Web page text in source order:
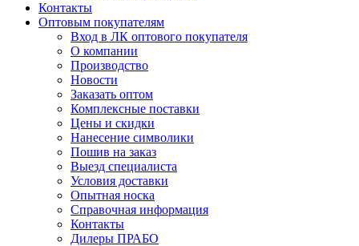
Контакты
Оптовым покупателям
Вход в ЛК оптового покупателя
О компании
Производство
Новости
Заказать оптом
Комплексные поставки
Цены и скидки
Нанесение символики
Пошив на заказ
Выезд специалиста
Условия доставки
Опытная носка
Справочная информация
Контакты
Дилеры ПРАБО